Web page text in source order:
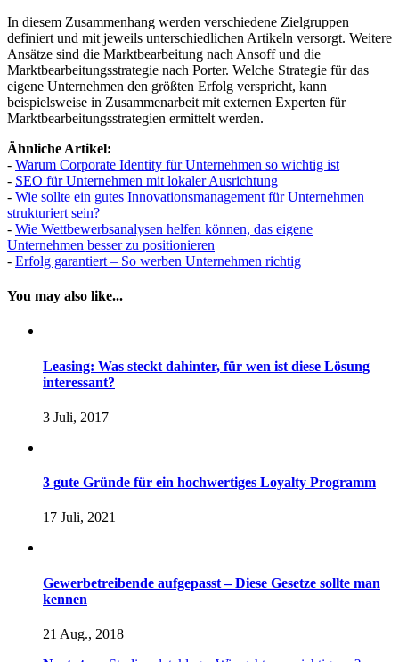
In diesem Zusammenhang werden verschiedene Zielgruppen
definiert und mit jeweils unterschiedlichen Artikeln versorgt. Weitere
Ansätze sind die Marktbearbeitung nach Ansoff und die
Marktbearbeitungsstrategie nach Porter. Welche Strategie für das
eigene Unternehmen den größten Erfolg verspricht, kann
beispielsweise in Zusammenarbeit mit externen Experten für
Marktbearbeitungsstrategien ermittelt werden.
Ähnliche Artikel:
- Warum Corporate Identity für Unternehmen so wichtig ist
- SEO für Unternehmen mit lokaler Ausrichtung
- Wie sollte ein gutes Innovationsmanagement für Unternehmen
strukturiert sein?
- Wie Wettbewerbsanalysen helfen können, das eigene
Unternehmen besser zu positionieren
- Erfolg garantiert – So werben Unternehmen richtig
You may also like...
Leasing: Was steckt dahinter, für wen ist diese Lösung
interessant?
3 Juli, 2017
3 gute Gründe für ein hochwertiges Loyalty Programm
17 Juli, 2021
Gewerbetreibende aufgepasst – Diese Gesetze sollte man
kennen
21 Aug., 2018